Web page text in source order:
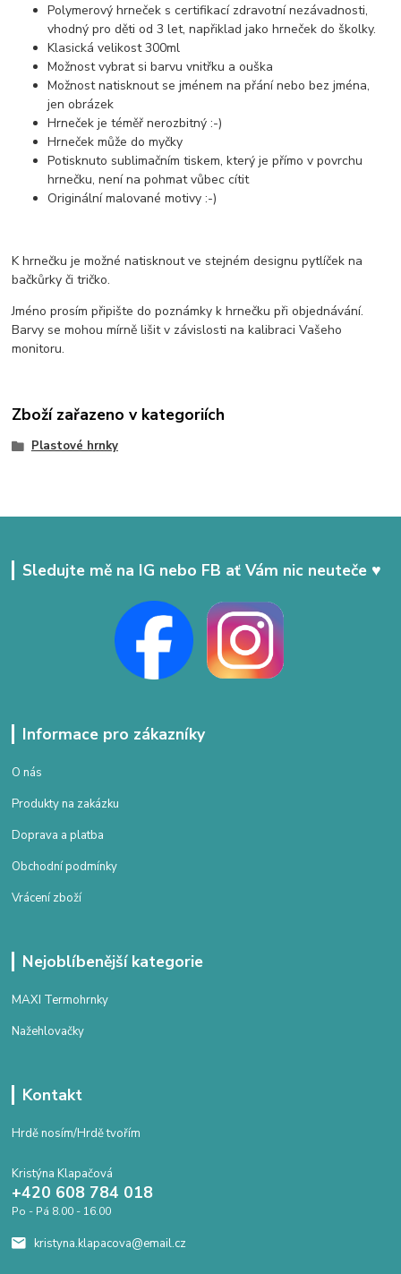
Polymerový hrneček s certifikací zdravotní nezávadnosti,
vhodný pro děti od 3 let, napřiklad jako hrneček do školky.
Klasická velikost 300ml
Možnost vybrat si barvu vnitřku a ouška
Možnost natisknout se jménem na přání nebo bez jména,
jen obrázek
Hrneček je téměř nerozbitný :-)
Hrneček může do myčky
Potisknuto sublimačním tiskem, který je přímo v povrchu
hrnečku, není na pohmat vůbec cítit
Originální malované motivy :-)
K hrnečku je možné natisknout ve stejném designu pytlíček na
bačkůrky či tričko.
Jméno prosím připište do poznámky k hrnečku při objednávání.
Barvy se mohou mírně lišit v závislosti na kalibraci Vašeho
monitoru.
Zboží zařazeno v kategoriích
Plastové hrnky
Sledujte mě na IG nebo FB ať Vám nic neuteče ♥
Informace pro zákazníky
O nás
Produkty na zakázku
Doprava a platba
Obchodní podmínky
Vrácení zboží
Nejoblíbenější kategorie
MAXI Termohrnky
Nažehlovačky
Kontakt
Hrdě nosím/Hrdě tvořím
Kristýna Klapačová
+420 608 784 018
Po - Pá 8.00 - 16.00
kristyna.klapacova@email.cz